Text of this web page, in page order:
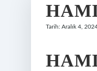
Tarih: Aralık 4,